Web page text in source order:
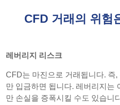
CFD 거래의 위험
레버리지 리스크
CFD는 마진으로 거래됩니다. 즉
만 입금하면 됩니다. 레버리지는
만 손실을 증폭시킬 수도 있습니